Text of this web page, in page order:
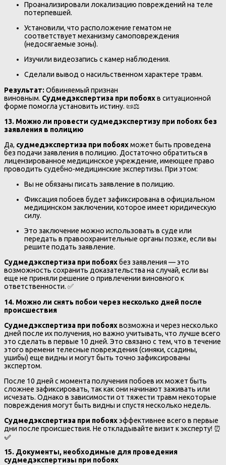
Проанализировали локализацию повреждений на теле
потерпевшей.
Установили, что расположение гематом не
соответствует механизму самоповреждения
(недосягаемые зоны).
Изучили видеозапись с камер наблюдения.
Сделали вывод о насильственном характере травм.
Результат:Обвиняемый признан
виновным. Судмедэкспертиза при побояхв ситуационной
форме помогла установить истину. 📜⚖️
13. Можно ли провести судмедэкспертизу при побоях без
заявления в полицию
Да, судмедэкспертиза при побояхможет быть проведена
без подачи заявления в полицию. Достаточно обратиться в
лицензированное медицинское учреждение, имеющее право
проводить судебно-медицинские экспертизы. При этом:
Вы не обязаны писать заявление в полицию.
Фиксация побоев будет зафиксирована в официальном
медицинском заключении, которое имеет юридическую
силу.
Это заключение можно использовать в суде или
передать в правоохранительные органы позже, если вы
решите подать заявление.
Судмедэкспертиза при побояхбез заявления — это
возможность сохранить доказательства на случай, если вы
еще не приняли решение о привлечении виновного к
ответственности. ✅
14. Можно ли снять побои через несколько дней после
происшествия
Судмедэкспертиза при побояхвозможна и через несколько
дней после их получения, но важно учитывать, что лучше всего
это сделать в первые 10 дней. Это связано с тем, что в течение
этого времени телесные повреждения (синяки, ссадины,
ушибы) еще видны и могут быть точно зафиксированы
экспертом.
После 10 дней с момента получения побоев их может быть
сложнее зафиксировать, так как они начинают заживать или
исчезать. Однако в зависимости от тяжести травм некоторые
повреждения могут быть видны и спустя несколько недель.
Судмедэкспертиза при побояхэффективнее всего в первые
дни после происшествия. Не откладывайте визит к эксперту! ⏰
✅
15. Документы, необходимые для проведения
судмедэкспертизы при побоях